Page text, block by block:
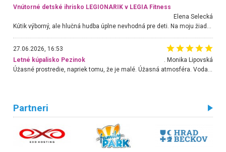
Vnútorné detské ihrisko LEGIONARIK v LEGIA Fitness
Elena Selecká
27.06.2026, 16:53
Letné kúpalisko Pezinok
. Monika Lipovská
Úžasné prostredie, napriek tomu, že je malé. Úžasná atmosféra. Voda fantastická a nádherná. Ľudí je pomerne veľa, ale su mili a ohľaduplní. Je veľmi zaujímavé sledovať, ako dokážu spolu športovať cudzí ľudia a bez ohľadu na vek. Vládne tu pohoda. Vnuka neviem dostať z vody. Ďakujem za krásny deň . Urcite sa sem vrátim. Jediný problém je s parkovaním, ale aj ten sa mi podarilo vyriešiť. Monika Bratislava
Partneri